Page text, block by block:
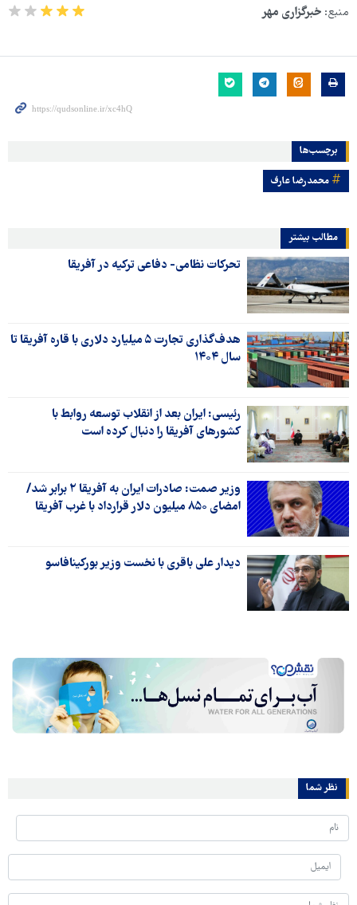
منبع: خبرگزاری مهر
برچسب‌ها
محمدرضا عارف
مطالب بیشتر
تحرکات نظامی- دفاعی ترکیه در آفریقا
هدف‌گذاری تجارت ۵ میلیارد دلاری با قاره آفریقا تا
سال ۱۴۰۴
رئیسی: ایران بعد از انقلاب توسعه روابط با
کشورهای آفریقا را دنبال کرده است
وزیر صمت: صادرات ایران به آفریقا ۲ برابر شد/
امضای ۸۵۰ میلیون دلار قرارداد با غرب آفریقا
دیدار علی باقری با نخست وزیر بورکینافاسو
نظر شما